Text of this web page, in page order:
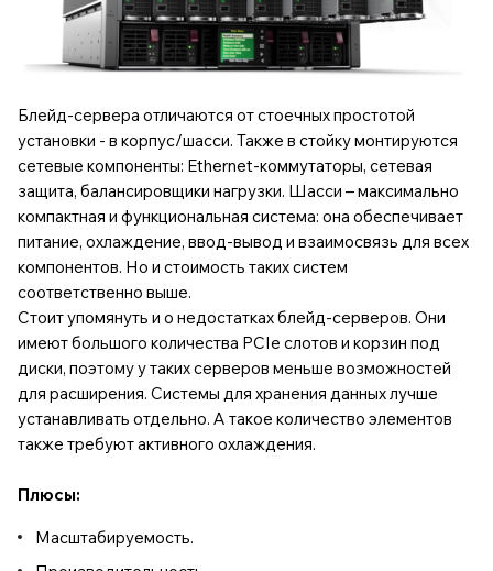
Блейд-сервера отличаются от стоечных простотой
установки - в корпус/шасси. Также в стойку монтируются
сетевые компоненты: Ethernet-коммутаторы, сетевая
защита, балансировщики нагрузки. Шасси – максимально
компактная и функциональная система: она обеспечивает
питание, охлаждение, ввод-вывод и взаимосвязь для всех
компонентов. Но и стоимость таких систем
соответственно выше.
Стоит упомянуть и о недостатках блейд-серверов. Они
имеют большого количества PCIe слотов и корзин под
диски, поэтому у таких серверов меньше возможностей
для расширения. Системы для хранения данных лучше
устанавливать отдельно. А такое количество элементов
также требуют активного охлаждения.
Плюсы:
Масштабируемость.